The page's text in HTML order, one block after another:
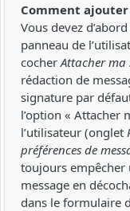
Comment ajouter
Vous devez
panneau de
cocher Attacher
rédaction de
signature par
l’option « Attacher
l’utilisateur (onglet
préférences de
toujours empêcher
message en
dans le formulaire